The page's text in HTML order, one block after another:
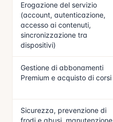
Erogazione del servizio
(account, autenticazione,
accesso ai contenuti,
sincronizzazione tra
dispositivi)
Gestione di abbonamenti
Premium e acquisto di corsi
Sicurezza, prevenzione di
frodi e abusi, manutenzione